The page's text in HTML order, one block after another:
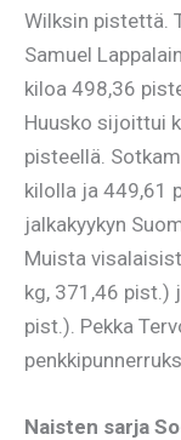
Wilksin pistettä.
Samuel
kiloa 498,36
Huusko sijoittui
pisteellä.
kilolla ja 449,61
jalkakyykyn
Muista
kg, 371,46 pist.)
pist.). Pekka
Naisten sarja